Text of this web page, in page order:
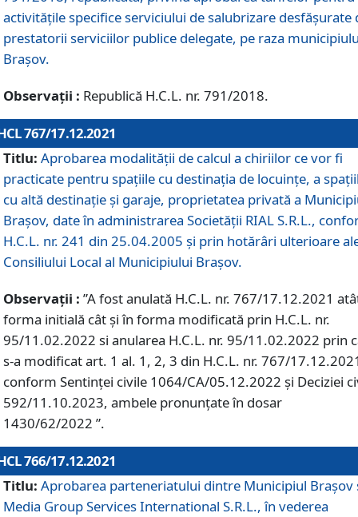
activităţile specifice serviciului de salubrizare desfăşurate
prestatorii serviciilor publice delegate, pe raza
Braşov.
Observații : Republică H.C.L. nr. 791/2018.
767/17.12.2021
Titlu: Aprobarea modalității de calcul a chiriilor ce vor fi
practicate pentru spaţiile cu destinaţia de locuinţe, a
cu altă destinaţie şi garaje, proprietatea privată a
Braşov, date în administrarea Societăţii RIAL S.R.L.,
H.C.L. nr. 241 din 25.04.2005 și prin hotărâri ulterioare
Consiliului Local al Municipiului Braşov.
Observații : ”A fost anulată H.C.L. nr. 767/17.12.2021
forma initială cât și în forma modificată prin H.C.L. nr.
95/11.02.2022 si anularea H.C.L. nr. 95/11.02.2022 prin
s-a modificat art. 1 al. 1, 2, 3 din H.C.L. nr. 767/
conform Sentinței civile 1064/CA/05.12.2022 și Deciziei
592/11.10.2023, ambele pronunțate în dosar
1430/62/2022 ”.
766/17.12.2021
Titlu: Aprobarea parteneriatului dintre Municipiul Brașov
Media Group Services International S.R.L., în vederea